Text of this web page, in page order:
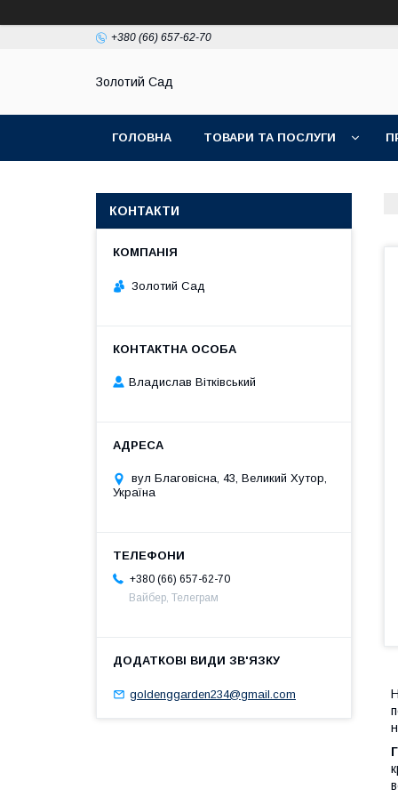
+380 (66) 657-62-70
Золотий Сад
ГОЛОВНА ТОВАРИ ТА ПОСЛУГИ
КОНТАКТИ
Золотий Сад
Владислав Вітківський
вул Благовісна, 43, Великий Хутор,
Україна
+380 (66) 657-62-70
Вайбер, Телеграм
goldenggarden234@gmail.com